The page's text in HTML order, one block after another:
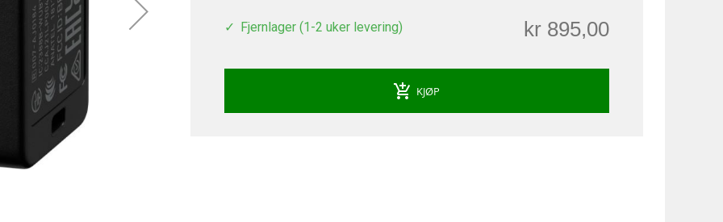
kr 895,00
Fjernlager (1-2 uker levering)
add_shopping_cart KJØP